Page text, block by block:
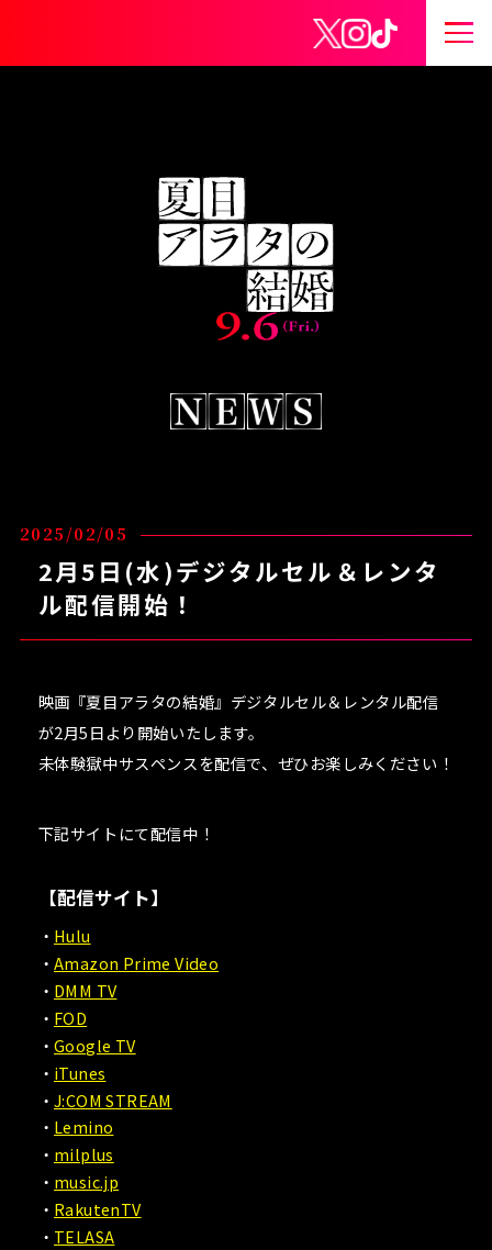
サ
イ
公式Xアカウント
公式Instagramアカ
公式TikTokアカ
2025/02/05
2月5日(水)デジタルセル＆レンタ
ル配信開始！
映画『夏目アラタの結婚』デジタルセル＆レンタル配信
が2月5日より開始いたします。
未体験獄中サスペンスを配信で、ぜひお楽しみください！
下記サイトにて配信中！
【配信サイト】
Hulu
Amazon Prime Video
DMM TV
FOD
Google TV
iTunes
J:COM STREAM
Lemino
milplus
music.jp
RakutenTV
TELASA